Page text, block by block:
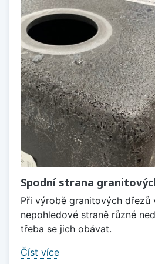
Spodní strana
Při výrobě granitových dřezů
nepohledové straně různé
třeba se jich obávat.
Číst více